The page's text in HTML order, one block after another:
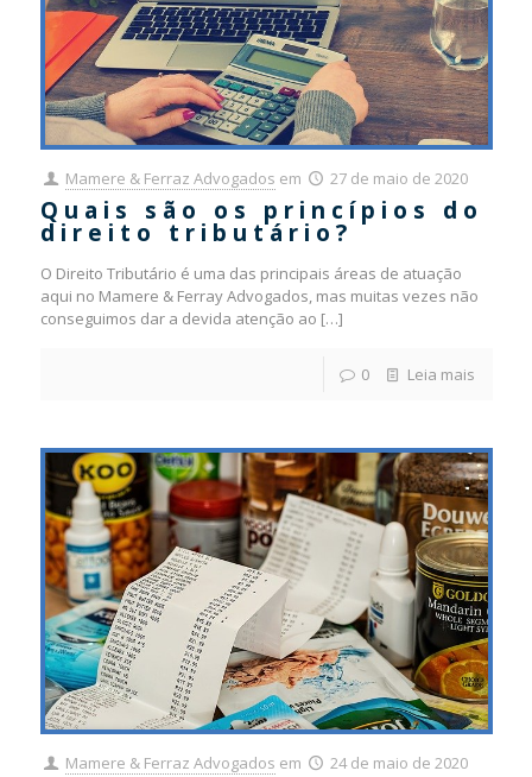
Mamere & Ferraz Advogados em 27 de maio de 2020
Quais são os princípios do
direito tributário?
O Direito Tributário é uma das principais áreas de atuação
aqui no Mamere & Ferray Advogados, mas muitas vezes não
conseguimos dar a devida atenção ao […]
0 Leia mais
Mamere & Ferraz Advogados em 24 de maio de 2020